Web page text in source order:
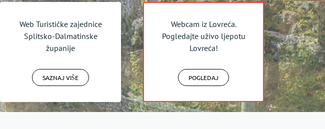
Web Turističke zajednice
Splitsko-Dalmatinske
županije
SAZNAJ VIŠE
Webcam iz Lovreća.
Pogledajte uživo ljepotu
Lovreća!
POGLEDAJ